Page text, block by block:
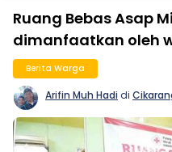
Ruang Bebas Asap
dimanfaatkan oleh
Berita Warga
Arifin Muh Hadidi